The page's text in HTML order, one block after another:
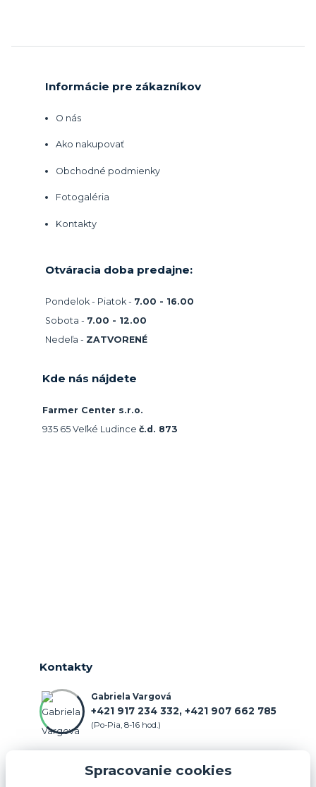
Informácie pre zákazníkov
O nás
Ako nakupovať
Obchodné podmienky
Fotogaléria
Kontakty
Otváracia doba predajne:
Pondelok - Piatok - 7.00 - 16.00
Sobota - 7.00 - 12.00
Nedeľa - ZATVORENÉ
Kde nás nájdete
Farmer Center s.r.o.
935 65 Veľké Ludince č.d. 873
Kontakty
Gabriela Vargová
+421 917 234 332, +421 907 662 785
(Po-Pia, 8-16 hod.)
Spracovanie cookies